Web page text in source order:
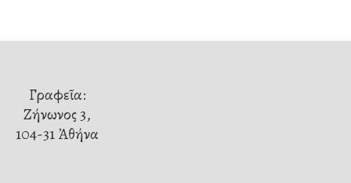
Γραφεῖα:
Ζήνωνος 3,
104-31 Ἀθήνα